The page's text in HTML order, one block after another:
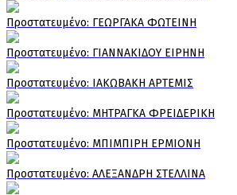
Πρoστατευμένο: ΓΕΩΡΓΑΚΑ ΦΩΤΕΙΝΗ
Πρoστατευμένο: ΓΙΑΝΝΑΚΙΔΟΥ ΕΙΡΗΝΗ
Πρoστατευμένο: ΙΑΚΩΒΑΚΗ ΑΡΤΕΜΙΣ
Πρoστατευμένο: ΜΗΤΡΑΓΚΑ ΦΡΕΙΔΕΡΙΚΗ
Πρoστατευμένο: ΜΠΙΜΠΙΡΗ ΕΡΜΙΟΝΗ
Πρoστατευμένο: ΑΛΕΞΑΝΔΡΗ ΣΤΕΛΛΙΝΑ